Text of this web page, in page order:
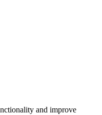
and improve